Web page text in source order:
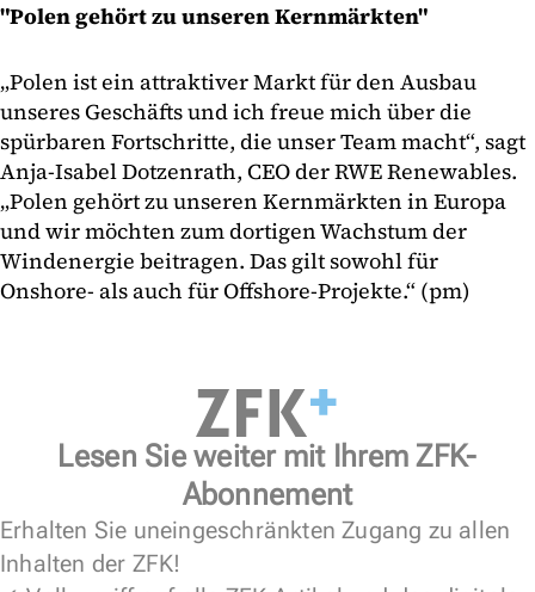
"Polen gehört zu unseren Kernmärkten"
„Polen ist ein attraktiver Markt für den Ausbau
unseres Geschäfts und ich freue mich über die
spürbaren Fortschritte, die unser Team macht“, sagt
Anja-Isabel Dotzenrath, CEO der RWE Renewables.
„Polen gehört zu unseren Kernmärkten in Europa
und wir möchten zum dortigen Wachstum der
Windenergie beitragen. Das gilt sowohl für
Onshore- als auch für Offshore-Projekte.“ (pm)
Lesen Sie weiter mit Ihrem ZFK-
Abonnement
Erhalten Sie uneingeschränkten Zugang zu allen
Inhalten der ZFK!